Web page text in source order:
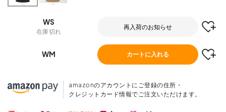
WS
在庫切れ
再入荷のお知らせ
WM カートに入れる
amazonのアカウントにご登録の住所・
クレジットカード情報でご注文いただけます。